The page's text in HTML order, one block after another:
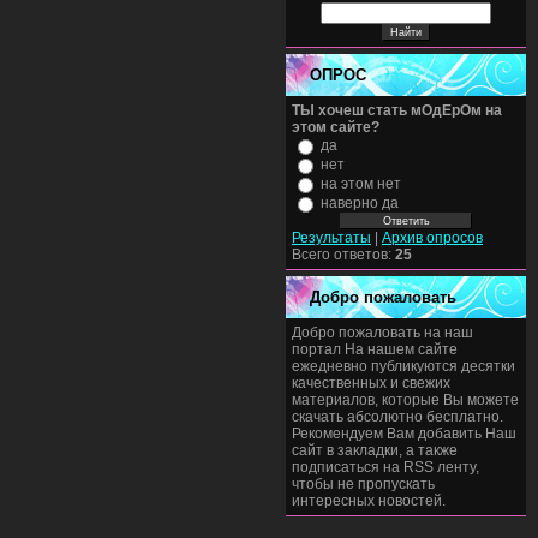
ОПРОС
ТЫ хочеш стать мОдЕрОм на
этом сайте?
да
нет
на этом нет
наверно да
Результаты
Архив опросов
Всего ответов: 25
Добро пожаловать
Добро пожаловать на наш
портал На нашем сайте
ежедневно публикуются десятки
качественных и свежих
материалов, которые Вы можете
скачать абсолютно бесплатно.
Рекомендуем Вам добавить Наш
сайт в закладки, а также
подписаться на RSS ленту,
чтобы не пропускать
интересных новостей.